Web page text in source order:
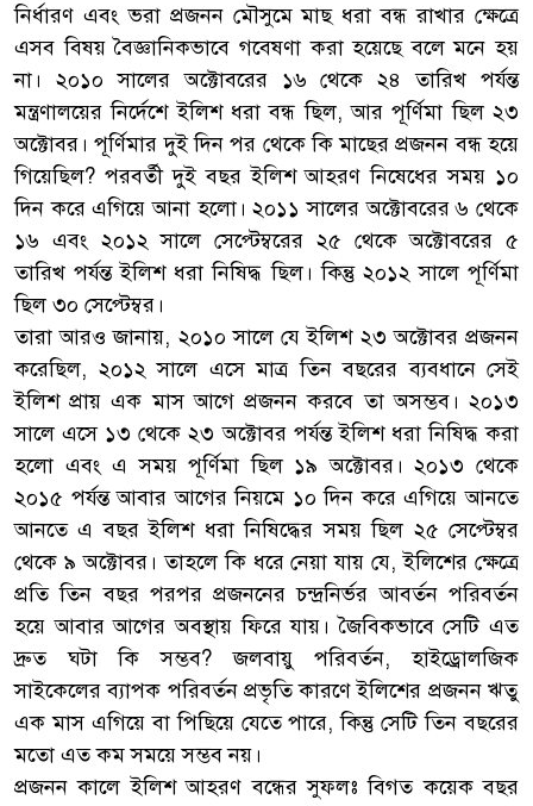
নির্ধারণ এবং ভরা প্রজনন মৌসুমে মাছ ধরা বন্ধ রাখার ক্ষেত্রে
এসব বিষয় বৈজ্ঞানিকভাবে গবেষণা করা হয়েছে বলে মনে হয়
না। ২০১০ সালের অক্টোবরের ১৬ থেকে ২৪ তারিখ পর্যন্ত
মন্ত্রণালয়ের নির্দেশে ইলিশ ধরা বন্ধ ছিল, আর পূর্ণিমা ছিল ২৩
অক্টোবর। পূর্ণিমার দুই দিন পর থেকে কি মাছের প্রজনন বন্ধ হয়ে
গিয়েছিল? পরবর্তী দুই বছর ইলিশ আহরণ নিষেধের সময় ১০
দিন করে এগিয়ে আনা হলো। ২০১১ সালের অক্টোবরের ৬ থেকে
১৬ এবং ২০১২ সালে সেপ্টেম্বরের ২৫ থেকে অক্টোবরের ৫
তারিখ পর্যন্ত ইলিশ ধরা নিষিদ্ধ ছিল। কিন্তু ২০১২ সালে পূর্ণিমা
ছিল ৩০ সেপ্টেম্বর।
তারা আরও জানায়, ২০১০ সালে যে ইলিশ ২৩ অক্টোবর প্রজনন
করেছিল, ২০১২ সালে এসে মাত্র তিন বছরের ব্যবধানে সেই
ইলিশ প্রায় এক মাস আগে প্রজনন করবে তা অসম্ভব। ২০১৩
সালে এসে ১৩ থেকে ২৩ অক্টোবর পর্যন্ত ইলিশ ধরা নিষিদ্ধ করা
হলো এবং এ সময় পূর্ণিমা ছিল ১৯ অক্টোবর। ২০১৩ থেকে
২০১৫ পর্যন্ত আবার আগের নিয়মে ১০ দিন করে এগিয়ে আনতে
আনতে এ বছর ইলিশ ধরা নিষিদ্ধের সময় ছিল ২৫ সেপ্টেম্বর
থেকে ৯ অক্টোবর। তাহলে কি ধরে নেয়া যায় যে, ইলিশের ক্ষেত্রে
প্রতি তিন বছর পরপর প্রজননের চন্দ্রনির্ভর আবর্তন পরিবর্তন
হয়ে আবার আগের অবস্থায় ফিরে যায়। জৈবিকভাবে সেটি এত
দ্রুত ঘটা কি সম্ভব? জলবায়ু পরিবর্তন, হাইড্রোলজিক
সাইকেলের ব্যাপক পরিবর্তন প্রভৃতি কারণে ইলিশের প্রজনন ঋতু
এক মাস এগিয়ে বা পিছিয়ে যেতে পারে, কিন্তু সেটি তিন বছরের
মতো এত কম সময়ে সম্ভব নয়।
প্রজনন কালে ইলিশ আহরণ বন্ধের সুফলঃ বিগত কয়েক বছর